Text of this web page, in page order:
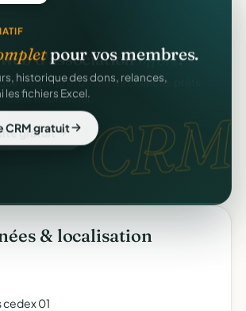
CRM.
pour vos membres.
historique des dons, relances,
fichiers Excel.
CRM gratuit
& localisation
01